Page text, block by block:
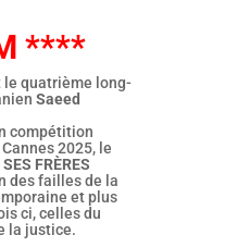
****
quatrième long-
Saeed
compétition
2025, le
FRÈRES
des failles de la
et plus
ci, celles du
la justice.